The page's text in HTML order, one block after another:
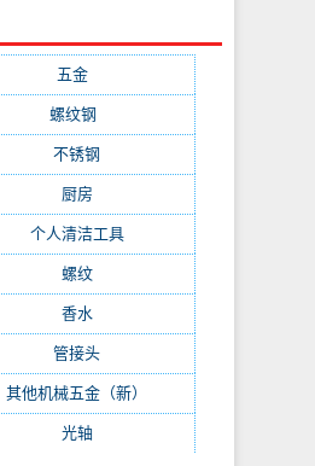
仅售1.5元)
五金
螺纹钢
不锈钢
厨房
个人清洁工具(43)
螺纹(41)
香水(32)
管接头
其他机械五金（新）
光轴